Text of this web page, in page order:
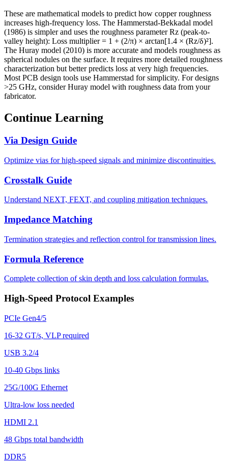
These are mathematical models to predict how copper roughness
increases high-frequency loss. The Hammerstad-Bekkadal model
(1986) is simpler and uses the roughness parameter Rz (peak-to-
valley height): Loss multiplier = 1 + (2/π) × arctan[1.4 × (Rz/δ)²].
The Huray model (2010) is more accurate and models roughness as
spherical nodules on the surface. It requires more detailed roughness
characterization but better predicts loss at very high frequencies.
Most PCB design tools use Hammerstad for simplicity. For designs
>25 GHz, consider Huray model with roughness data from your
fabricator.
Continue Learning
Via Design Guide
Optimize vias for high-speed signals and minimize discontinuities.
Crosstalk Guide
Understand NEXT, FEXT, and coupling mitigation techniques.
Impedance Matching
Termination strategies and reflection control for transmission lines.
Formula Reference
Complete collection of skin depth and loss calculation formulas.
High-Speed Protocol Examples
PCIe Gen4/5
16-32 GT/s, VLP required
USB 3.2/4
10-40 Gbps links
25G/100G Ethernet
Ultra-low loss needed
HDMI 2.1
48 Gbps total bandwidth
DDR5